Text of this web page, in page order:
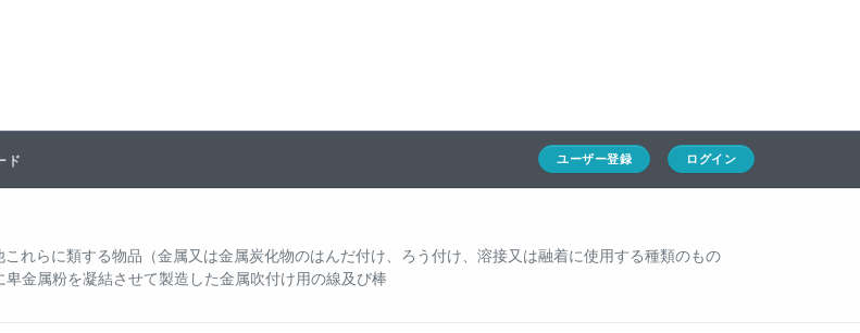
ド ユーザー登録 ログイン
れらに類する物品（金属又は金属炭化物のはんだ付け、ろう付け、溶接又は融着に使用する種類のもの
金属粉を凝結させて製造した金属吹付け用の線及び棒
求人一覧
通関Ｑ＆Ａ
通関士NEWS